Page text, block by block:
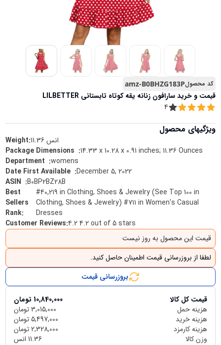
کد محصولamz-B0BHZG183P
قیمت و خریدسارافون زنانه یقه کوتاه تابستانی LILBETTER
4
ویژگیهای محصول
Weight:11.36 انس
:14.33 x 10.28 x 0.91 inches; 11.36 Ounces
:womens
:December 5, 2022
:B0BP2BZ28B
Best
Sellers
Rank:
#40,219 in Clothing, Shoes & Jewelry (See Top 100 in
Clothing, Shoes & Jewelry) #711 in Women's Casual
Dresses
Customer Reviews:4.2 4.2 out of 5 stars
قیمت این محصول به روز نیست
لطفا از بروزرسانی قیمت اطمینان حاصل کنید.
بروزرسانی قیمت
قیمت کل کالا 10,840,000 تومان
هزینه حمل
3,015,000تومان
هزینه خرید
5,497,000تومان
هزینه کارمزد
2,328,000تومان
وزن کالا
11.36 انس